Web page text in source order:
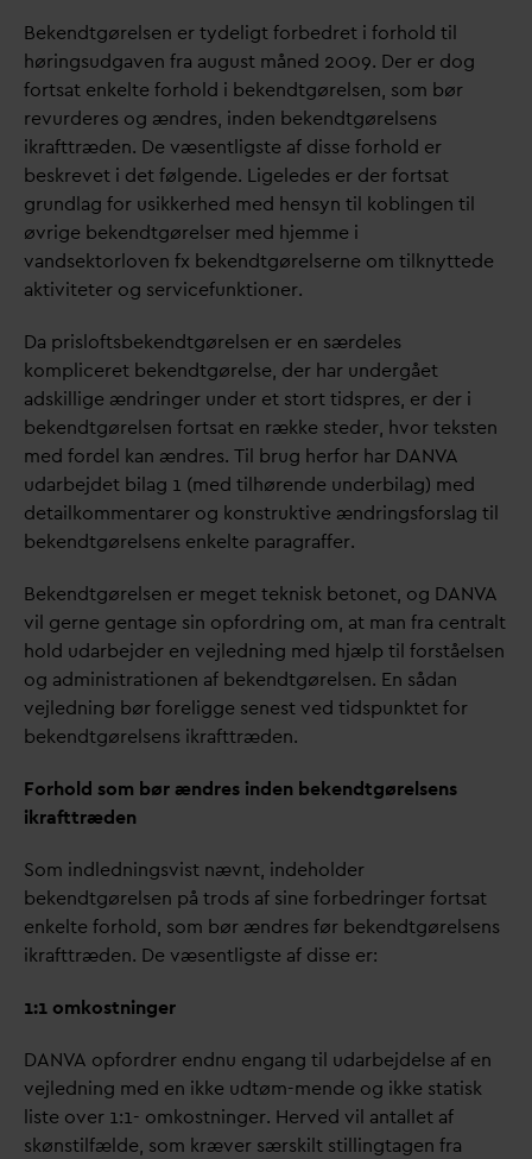
Bekendtgørelsen er tydeligt forbedret i forhold til
høringsudgaven fra august måned 2009. Der er dog
fortsat enkelte forhold i bekendtgørelsen, som bør
revurderes og ændres, inden bekendtgørelsens
ikrafttræden. De væsentligste af disse forhold er
beskrevet i det følgende. Ligeledes er der fortsat
grundlag for usikkerhed med hensyn til koblingen til
øvrige bekendtgørelser med hjemme i
vandsektorloven fx bekendtgørelserne om tilknyttede
aktiviteter og servicefunktioner.
Da prisloftsbekendtgørelsen er en særdeles
kompliceret bekendtgørelse, der har undergået
adskillige ændringer under et stort tidspres, er der i
bekendtgørelsen fortsat en række steder, hvor teksten
med fordel kan ændres. Til brug herfor har DANVA
udarbejdet bilag 1 (med tilhørende underbilag) med
detailkommentarer og konstruktive ændringsforslag til
bekendtgørelsens enkelte paragraffer.
Bekendtgørelsen er meget teknisk betonet, og DANVA
vil gerne gentage sin opfordring om, at man fra centralt
hold udarbejder en vejledning med hjælp til forståelsen
og administrationen af bekendtgørelsen. En sådan
vejledning bør foreligge senest ved tidspunktet for
bekendtgørelsens ikrafttræden.
Forhold som bør ændres inden bekendtgørelsens
ikrafttræden
Som indledningsvist nævnt, indeholder
bekendtgørelsen på trods af sine forbedringer fortsat
enkelte forhold, som bør ændres før bekendtgørelsens
ikrafttræden. De væsentligste af disse er:
1:1 omkostninger
DANVA opfordrer endnu engang til udarbejdelse af en
vejledning med en ikke udtøm-mende og ikke statisk
liste over 1:1- omkostninger. Herved vil antallet af
skønstilfælde, som kræver særskilt stillingtagen fra